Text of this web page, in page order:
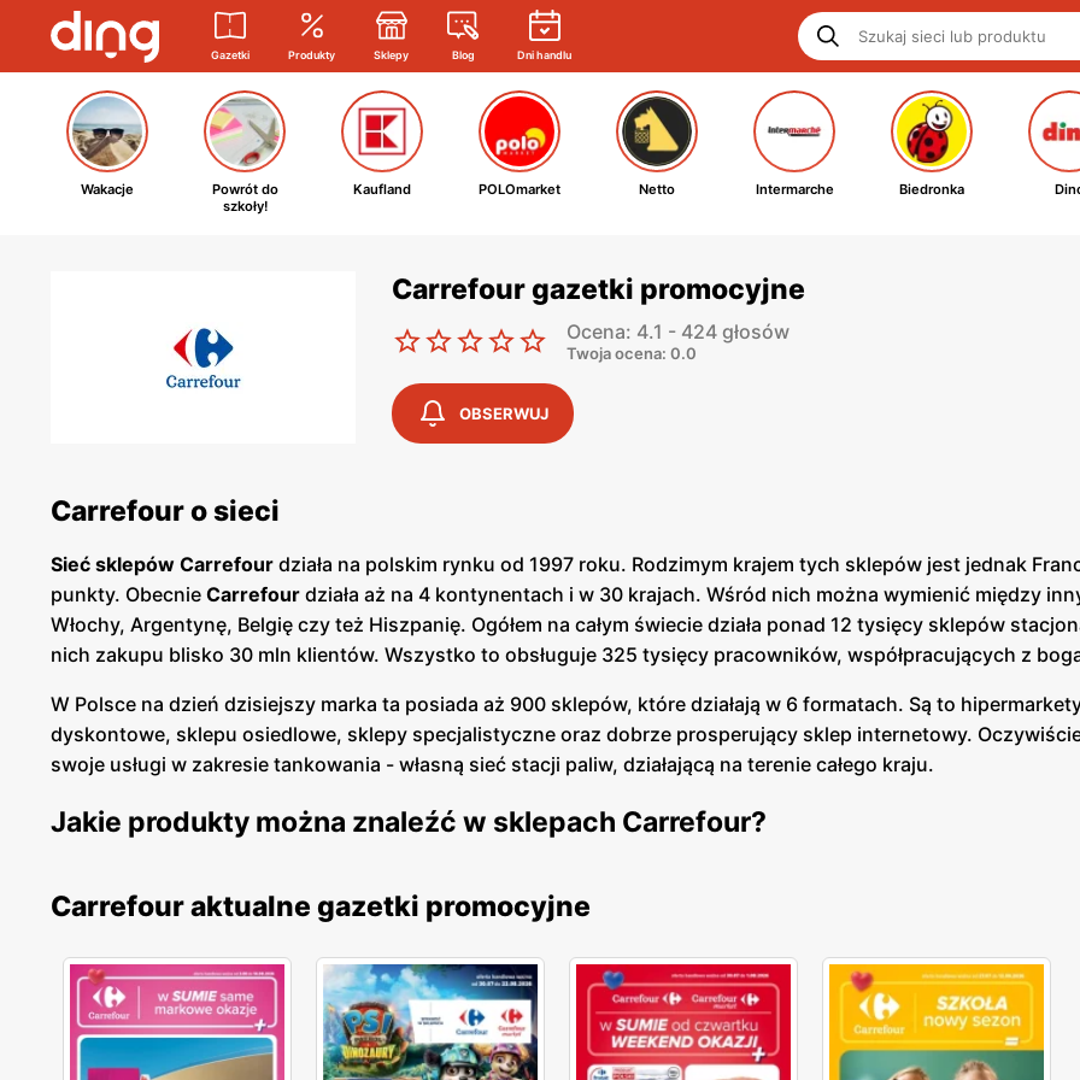
Gazetki Produkty Sklepy Blog Dni handlu
Wakacje
Powrót do
szkoły!
Kaufland POLOmarket Netto Intermarche Biedronka
Carrefour gazetki promocyjne
Ocena: 4.1 - 424 głosów
Twoja ocena: 0.0
OBSERWUJ
Carrefour o sieci
Sieć sklepów Carrefour działa na polskim rynku od 1997 roku. Rodzimym krajem tych sklepów jest jednak
punkty. Obecnie Carrefour działa aż na 4 kontynentach i w 30 krajach. Wśród nich można wymienić między
Włochy, Argentynę, Belgię czy też Hiszpanię. Ogółem na całym świecie działa ponad 12 tysięcy sklepów
nich zakupu blisko 30 mln klientów. Wszystko to obsługuje 325 tysięcy pracowników, współpracujących z
W Polsce na dzień dzisiejszy marka ta posiada aż 900 sklepów, które działają w 6 formatach. Są to
dyskontowe, sklepu osiedlowe, sklepy specjalistyczne oraz dobrze prosperujący sklep internetowy.
swoje usługi w zakresie tankowania - własną sieć stacji paliw, działającą na terenie całego kraju.
Jakie produkty można znaleźć w sklepach Carrefour?
całego świata. Każdy klient może znaleźć tam coś dedykowanego dla siebie. Pełna oferta to: produkty
tysiąca najróżniejszych artykułów, które mają doskonałą cenę w relacji do swojej jakości.
Prócz standardowych produktów czy też lokalnych specjałów,Carrefouroferuje również towary marek
Terre d’Italia, Reflets de France czy też De Nuestra Tierra. Niektóre z tych produktów pochodzą również z
Carrefour aktualne gazetki promocyjne